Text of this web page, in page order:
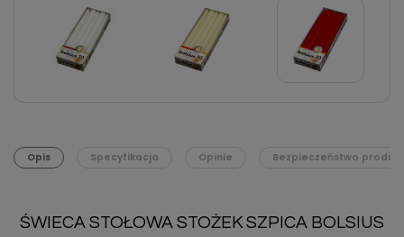
Opis Specyfikacja Opinie Bezpieczeństwo
ŚWIECA STOŁOWA STOŻEK SZPICA BOLSIUS